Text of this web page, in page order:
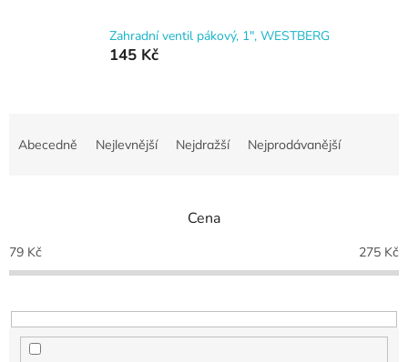
Zahradní ventil pákový, 1", WESTBERG
145 Kč
p
r
o
u
Abecedně Nejlevnější Nejdražší Nejprodávanější
Cena
79 Kč 275 Kč